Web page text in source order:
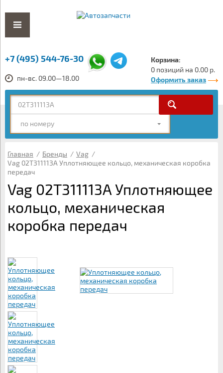
+7 (495) 544-76-30
пн-вс. 09.00—18.00
Корзина:
0 позиций на 0.00 р.
Оформить заказ
по номеру
Главная / Бренды / Vag /
Vag 02T311113A Уплотняющее кольцо, механическая коробка
передач
Vag 02T311113A Уплотняющее
кольцо, механическая
коробка передач